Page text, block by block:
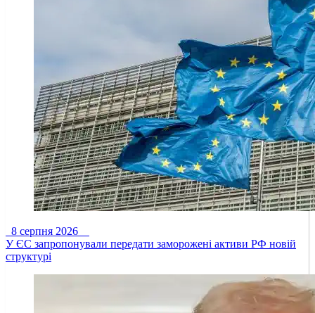
8 серпня 2026
У ЄС запропонували передати заморожені активи РФ новій
структурі